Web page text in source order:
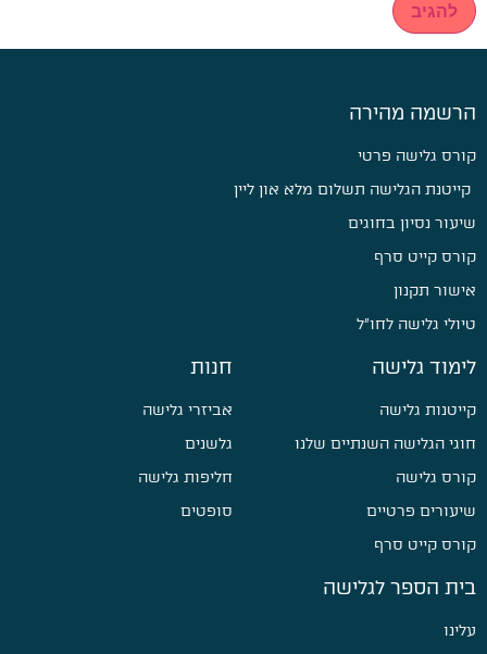
הרשמה מהירה
קורס גלישה פרטי
קייטנת הגלישה תשלום מלא און ליין
שיעור נסיון בחוגים
קורס קייט סרף
אישור תקנון
טיולי גלישה לחו״ל
לימוד גלישה
קייטנות גלישה
חוגי הגלישה השנתיים שלנו
קורס גלישה
שיעורים פרטיים
קורס קייט סרף
חנות
אביזרי גלישה
גלשנים
חליפות גלישה
סופטים
בית הספר לגלישה
עלינו